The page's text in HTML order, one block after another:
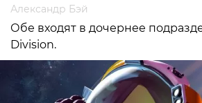
Александр Бэй
Обе входят в дочернее
Division.